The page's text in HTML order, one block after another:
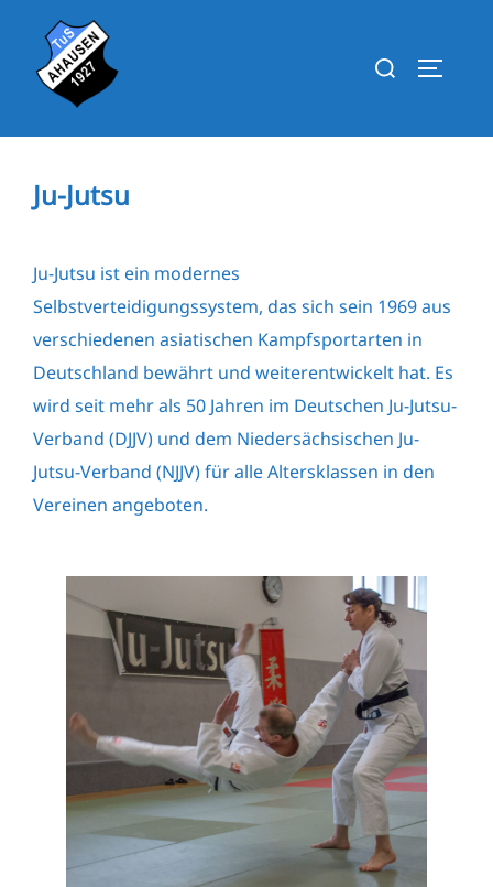
Inhalt
springen
Suchen
Ju-Jutsu
Ju-Jutsu ist ein modernes
Selbstverteidigungssystem, das sich sein 1969 aus
verschiedenen asiatischen Kampfsportarten in
Deutschland bewährt und weiterentwickelt hat. Es
wird seit mehr als 50 Jahren im Deutschen Ju-Jutsu-
Verband (DJJV) und dem Niedersächsischen Ju-
Jutsu-Verband (NJJV) für alle Altersklassen in den
Vereinen angeboten.